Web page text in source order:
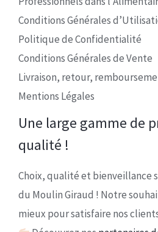
Conditions Générales
Politique de Confidentialité
Conditions Générales de Vente
Livraison, retour,
Mentions Légales
Une large gamme de
qualité !
Choix, qualité et bienveillance
du Moulin Giraud ! Notre
mieux pour satisfaire nos